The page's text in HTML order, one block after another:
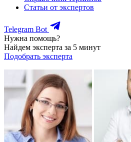
Статьи от экспертов
Telegram Bot
Нужна помощь?
Найдем эксперта за 5 минут
Подобрать эксперта